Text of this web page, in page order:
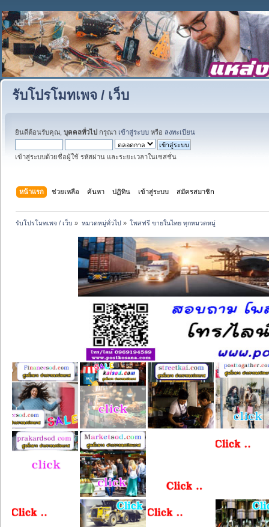
รับโปรโมทเพจ / เว็บ
ยินดีต้อนรับคุณ, บุคคลทั่วไป กรุณา เข้าสู่ระบบ หรือ ลงทะเบียน
เข้าสู่ระบบด้วยชื่อผู้ใช้ รหัสผ่าน และระยะเวลาในเซสชั่น
หน้าแรก ช่วยเหลือ ค้นหา ปฏิทิน เข้าสู่ระบบ สมัครสมาชิก
รับโปรโมทเพจ / เว็บ » หมวดหมู่ทั่วไป» โพสฟรี ขายในไทย ทุกหมวดหมู่